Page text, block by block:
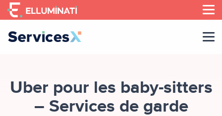
Skip
to
the
Uber pour les baby-sitters
– Services de garde